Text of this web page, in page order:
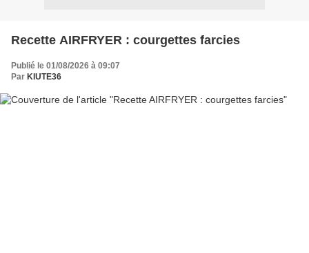
Recette AIRFRYER : courgettes farcies
Publié le 01/08/2026 à 09:07
Par KIUTE36